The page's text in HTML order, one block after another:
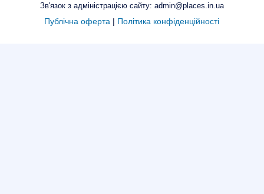
Зв'язок з адміністрацією сайту: admin@places.in.ua
Публічна оферта | Політика конфіденційності